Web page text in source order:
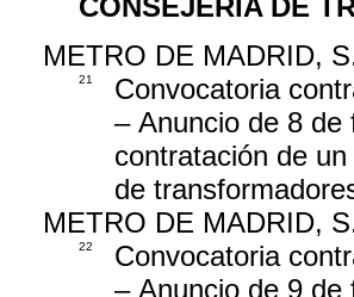
METRO DE MADRID,
21
Convocatoria
– Anuncio de 8 de
contratación de
de
METRO DE MADRID,
22
Convocatoria
– Anuncio de 9 de